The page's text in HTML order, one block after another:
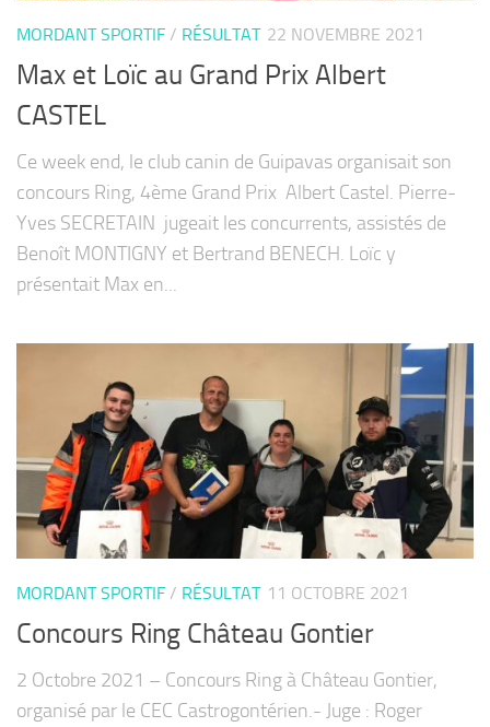
MORDANT SPORTIF / RÉSULTAT 22 NOVEMBRE 2021
Max et Loïc au Grand Prix Albert
CASTEL
Ce week end, le club canin de Guipavas organisait son
concours Ring, 4ème Grand Prix Albert Castel. Pierre-
Yves SECRETAIN jugeait les concurrents, assistés de
Benoît MONTIGNY et Bertrand BENECH. Loïc y
présentait Max en...
MORDANT SPORTIF / RÉSULTAT 11 OCTOBRE 2021
Concours Ring Château Gontier
2 Octobre 2021 – Concours Ring à Château Gontier,
organisé par le CEC Castrogontérien.- Juge : Roger